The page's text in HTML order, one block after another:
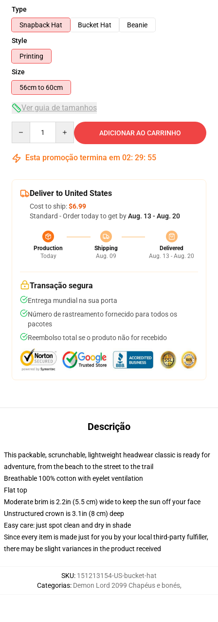
Type
Snapback Hat
Bucket Hat
Beanie
Style
Printing
Size
56cm to 60cm
Ver guia de tamanhos
ADICIONAR AO CARRINHO
Esta promoção termina em 02: 29: 55
Deliver to United States
Cost to ship:$6.99
Standard - Order today to get byAug. 13 - Aug. 20
Production
Today
Shipping
Aug. 09
Delivered
Aug. 13 - Aug. 20
Transação segura
Entrega mundial na sua porta
Número de rastreamento fornecido para todos os
pacotes
Reembolso total se o produto não for recebido
Descrição
This packable, scrunchable, lightweight headwear classic is ready for
adventure, from the beach to the street to the trail
Breathable 100% cotton with eyelet ventilation
Flat top
Moderate brim is 2.2in (5.5 cm) wide to keep the sun off your face
Unstructured crown is 3.1in (8 cm) deep
Easy care: just spot clean and dry in shade
Since every item is made just for you by your local third-party fulfiller,
there may be slight variances in the product received
SKU: 151213154-US-bucket-hat
Categorias: Demon Lord 2099 Chapéus e bonés,